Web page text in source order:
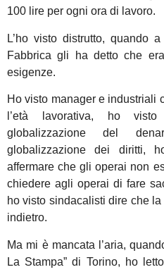
100 lire per ogni ora di lavoro.
L’ho visto distrutto, quando
Fabbrica gli ha detto che
esigenze.
Ho visto manager e industriali
l’età lavorativa, ho
globalizzazione del
globalizzazione dei diritti,
affermare che gli operai non
chiedere agli operai di fare
ho visto sindacalisti dire che
indietro.
Ma mi è mancata l’aria,
La Stampa” di Torino, ho